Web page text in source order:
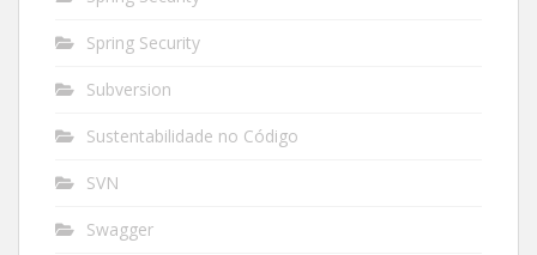
Spring Security
Subversion
Sustentabilidade no Código
SVN
Swagger